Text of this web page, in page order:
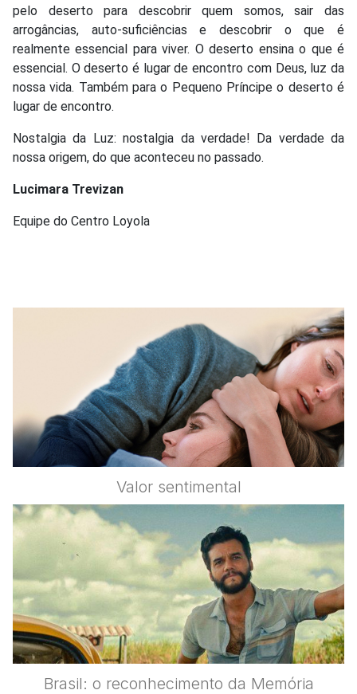
pelo deserto para descobrir quem somos, sair das
arrogâncias, auto-suficiências e descobrir o que é
realmente essencial para viver. O deserto ensina o que é
essencial. O deserto é lugar de encontro com Deus, luz da
nossa vida. Também para o Pequeno Príncipe o deserto é
lugar de encontro.
Nostalgia da Luz: nostalgia da verdade! Da verdade da
nossa origem, do que aconteceu no passado.
Lucimara Trevizan
Equipe do Centro Loyola
Valor sentimental
Brasil: o reconhecimento da Memória